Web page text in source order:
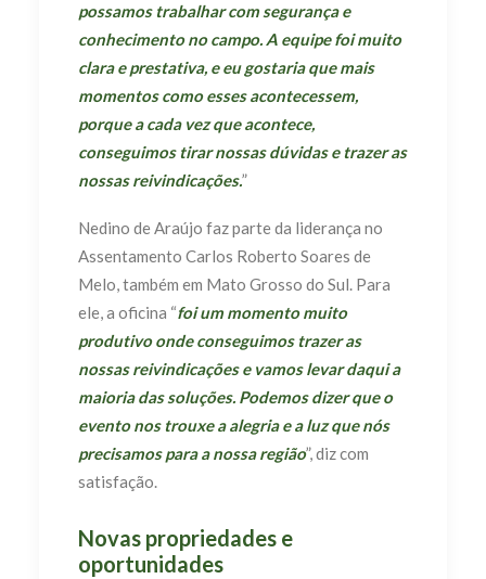
possamos trabalhar com segurança e
conhecimento no campo. A equipe foi muito
clara e prestativa, e eu gostaria que mais
momentos como esses acontecessem,
porque a cada vez que acontece,
conseguimos tirar nossas dúvidas e trazer as
nossas reivindicações.”
Nedino de Araújo faz parte da liderança no
Assentamento Carlos Roberto Soares de
Melo, também em Mato Grosso do Sul. Para
ele, a oficina “foi um momento muito
produtivo onde conseguimos trazer as
nossas reivindicações e vamos levar daqui a
maioria das soluções. Podemos dizer que o
evento nos trouxe a alegria e a luz que nós
precisamos para a nossa região”, diz com
satisfação.
Novas propriedades e
oportunidades